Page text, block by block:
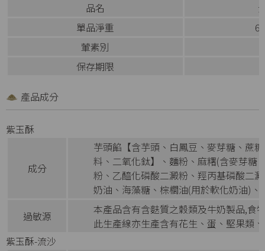
品名
單品淨重
葷素別
保存期限
產品成分
紫玉酥
成分
芋頭餡【含芋頭、白鳳豆、麥芽糖、蔗
料、二氧化鈦】、麵粉、麻糬(含麥芽糖
粉、乙醯化磷酸二澱粉、羥丙基磷酸二
奶油、海藻糖、棕櫚油(用於軟化奶油)
過敏源
本產品含有含麩質之穀類及牛奶製品,食
此生產線亦生產含有花生、蛋、堅果類
紫玉酥-流沙